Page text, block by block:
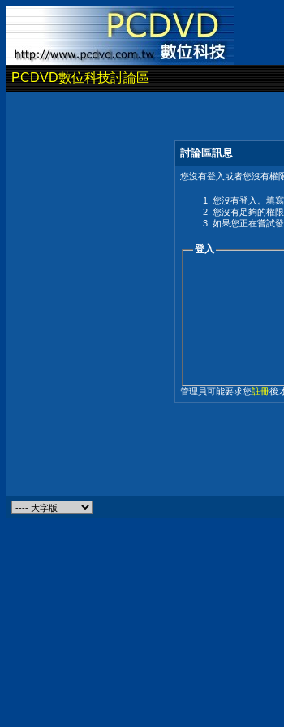
PCDVD數位科技討論區
討論區訊息
您沒有登入或者您沒有權
您沒有登入。填
您沒有足夠的權
如果您正在嘗試
登入
管理員可能要求您註冊後